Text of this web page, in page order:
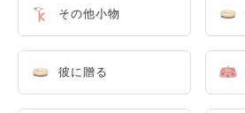
その他小物
彼に贈る